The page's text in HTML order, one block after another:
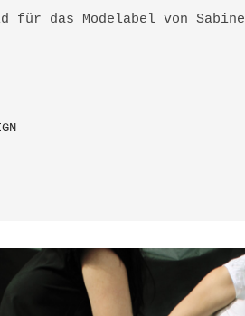
für das Modelabel von Sabine